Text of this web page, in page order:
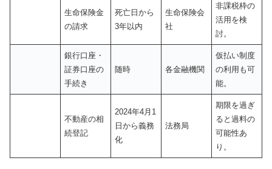
生命保険金
の請求
死亡日から
3年以内
生命保険会
社
非課税枠の
活用を検
討。
銀行口座・
証券口座の
手続き
随時 各金融機関
仮払い制度
の利用も可
能。
不動産の相
続登記
2024年4月1
日から義務
化
法務局
期限を過ぎ
ると過料の
可能性あ
り。